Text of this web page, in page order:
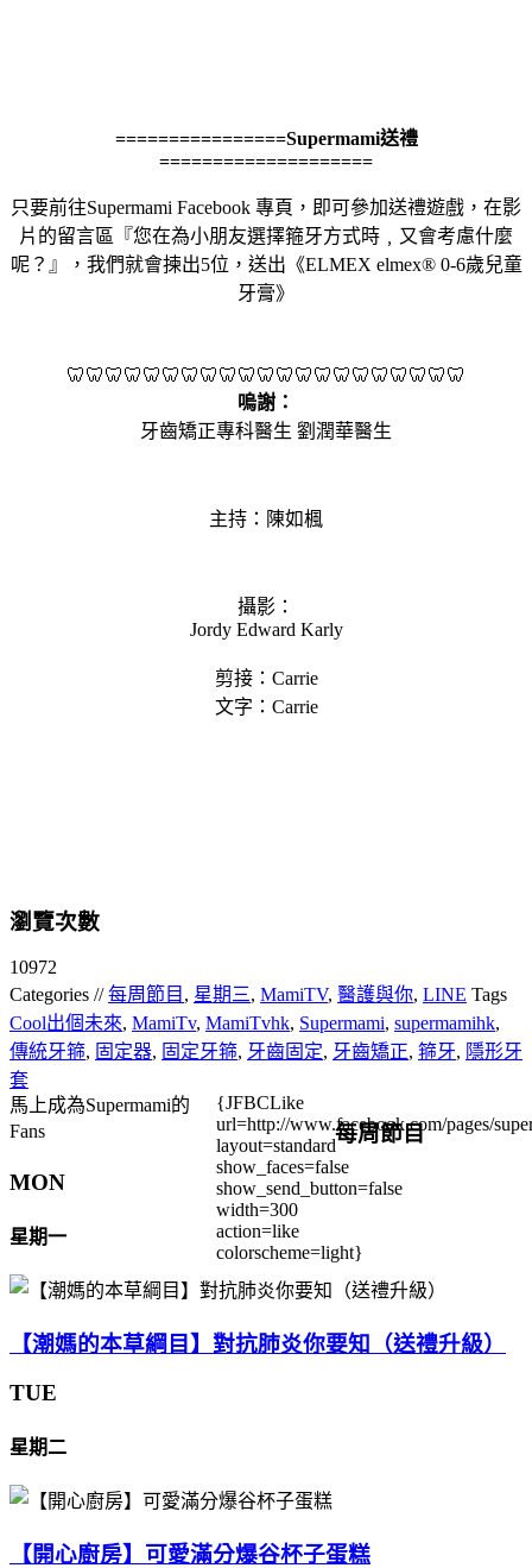
================Supermami送禮
====================
只要前往Supermami Facebook 專頁，即可參加送禮遊戲，在影
片的留言區『您在為小朋友選擇箍牙方式時﹐又會考慮什麼
呢？』，我們就會揀出5位，送出《ELMEX elmex® 0-6歲兒童
牙膏》
🦷🦷🦷🦷🦷🦷🦷🦷🦷🦷🦷🦷🦷🦷🦷🦷🦷🦷🦷🦷🦷
嗚謝：
牙齒矯正專科醫生 劉潤華醫生
主持：陳如楓
攝影：
Jordy Edward Karly
剪接：Carrie
文字：Carrie
瀏覽次數
10972
Categories //每周節目 , 星期三, MamiTV, 醫護與你, LINE Tags
Cool出個未來, MamiTv, MamiTvhk, Supermami, supermamihk,
傳統牙箍, 固定器, 固定牙箍, 牙齒固定, 牙齒矯正, 箍牙, 隱形牙
套
馬上成為Supermami的
Fans
{JFBCLike
url=http://www.facebook.com/pages/
layout=standard
show_faces=false
show_send_button=false
width=300
action=like
colorscheme=light}
每周節目
MON
星期一
【潮媽的本草綱目】對抗肺炎你要知（送禮升級）
TUE
星期二
【開心廚房】可愛滿分爆谷杯子蛋糕